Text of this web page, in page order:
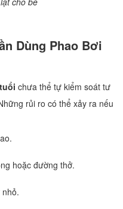
Dùng Phao Bơi
chưa thể tự kiểm soát tư
rủi ro có thể xảy ra nếu
hoặc đường thở.